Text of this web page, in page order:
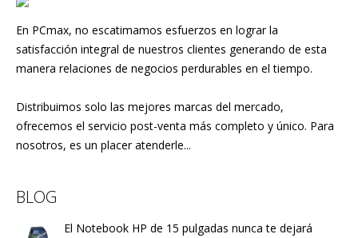
En PCmax, no escatimamos esfuerzos en lograr la
satisfacción integral de nuestros clientes generando de esta
manera relaciones de negocios perdurables en el tiempo.
Distribuimos solo las mejores marcas del mercado,
ofrecemos el servicio post-venta más completo y único. Para
nosotros, es un placer atenderle...
BLOG
El Notebook HP de 15 pulgadas nunca te dejará